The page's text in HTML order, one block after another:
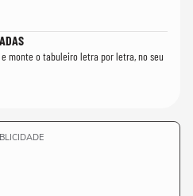
monte o tabuleiro letra por letra, no seu